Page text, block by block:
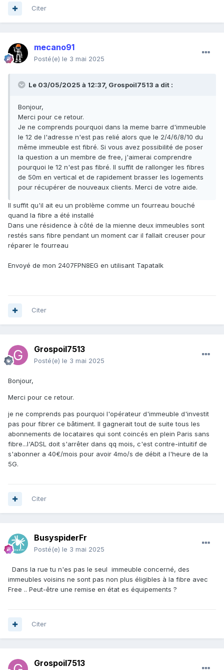
Citer
mecano91
Posté(e) le 3 mai 2025
Le 03/05/2025 à 12:37, Grospoil7513 a dit :
Bonjour,
Merci pour ce retour.
Je ne comprends pourquoi dans la meme barre d'immeuble
le 12 de l'adresse n'est pas relié alors que le 2/4/6/8/10 du
même immeuble est fibré. Si vous avez possibilité de poser
la question a un membre de free, j'aimerai comprendre
pourquoi le 12 n'est pas fibré. Il suffit de rallonger les fibres
de 50m en vertical et de rapidement brasser les logements
pour récupérer de nouveaux clients. Merci de votre aide.
Il suffit qu'il ait eu un problème comme un fourreau bouché
quand la fibre a été installé
Dans une résidence à côté de la mienne deux immeubles sont
restés sans fibre pendant un moment car il fallait creuser pour
réparer le fourreau
Envoyé de mon 2407FPN8EG en utilisant Tapatalk
Citer
Grospoil7513
Posté(e) le 3 mai 2025
Bonjour,
Merci pour ce retour.
je ne comprends pas pourquoi l'opérateur d'immeuble d'investit
pas pour fibrer ce bâtiment. Il gagnerait tout de suite tous les
abonnements de locataires qui sont coincés en plein Paris sans
fibre...l'ADSL doit s'arrêter dans qq mois, c'est contre-intuitif de
s'abonner a 40€/mois pour avoir 4mo/s de débit a l'heure de la
5G.
Citer
BusyspiderFr
Posté(e) le 3 mai 2025
Dans la rue tu n'es pas le seul immeuble concerné, des
immeubles voisins ne sont pas non plus éligibles à la fibre avec
Free .. Peut-être une remise en état es équipements ?
Citer
Grospoil7513